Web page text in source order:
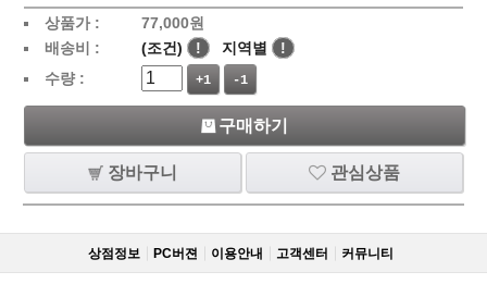
상품가 : 77,000원
배송비 :
(조건) ! 지역별
!
수량 :
+1 -1
구매하기
장바구니 관심상품
상점정보 PC버젼 이용안내 고객센터 커뮤니티